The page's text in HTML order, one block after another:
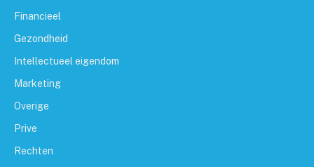
Financieel
Gezondheid
Intellectueel eigendom
Marketing
Overige
Prive
Rechten